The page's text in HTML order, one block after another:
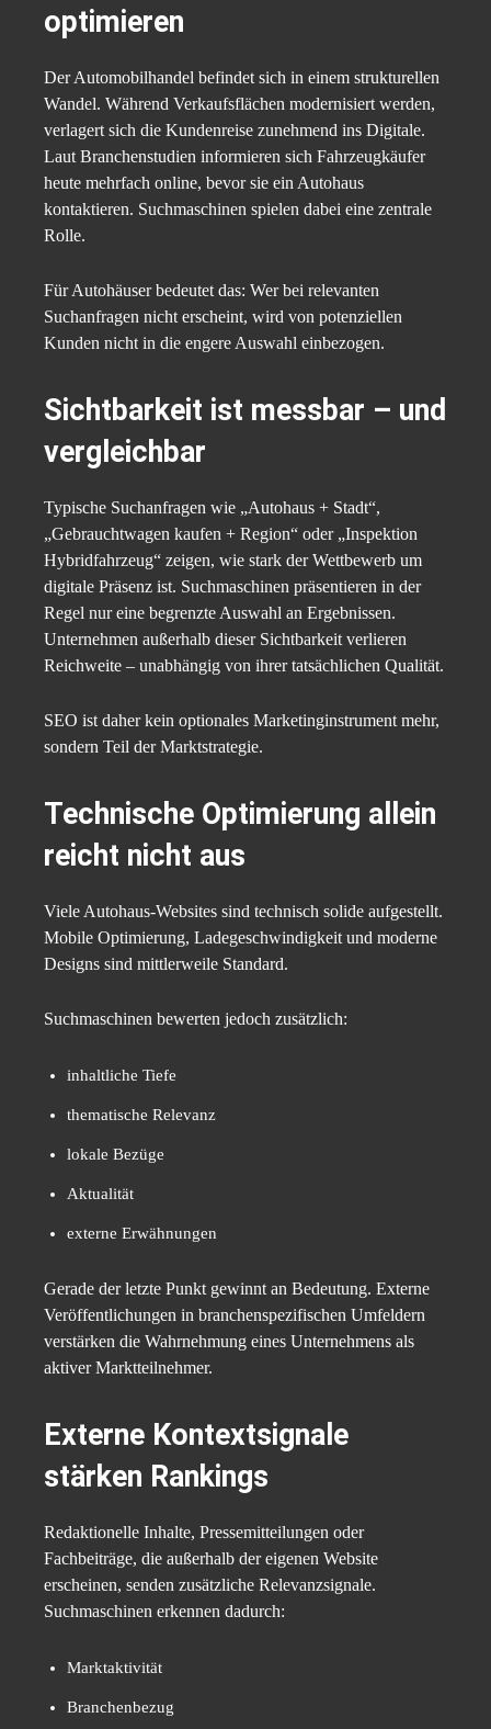
optimieren
Der Automobilhandel befindet sich in einem strukturellen
Wandel. Während Verkaufsflächen modernisiert werden,
verlagert sich die Kundenreise zunehmend ins Digitale.
Laut Branchenstudien informieren sich Fahrzeugkäufer
heute mehrfach online, bevor sie ein Autohaus
kontaktieren. Suchmaschinen spielen dabei eine zentrale
Rolle.
Für Autohäuser bedeutet das: Wer bei relevanten
Suchanfragen nicht erscheint, wird von potenziellen
Kunden nicht in die engere Auswahl einbezogen.
Sichtbarkeit ist messbar – und
vergleichbar
Typische Suchanfragen wie „Autohaus + Stadt“,
„Gebrauchtwagen kaufen + Region“ oder „Inspektion
Hybridfahrzeug“ zeigen, wie stark der Wettbewerb um
digitale Präsenz ist. Suchmaschinen präsentieren in der
Regel nur eine begrenzte Auswahl an Ergebnissen.
Unternehmen außerhalb dieser Sichtbarkeit verlieren
Reichweite – unabhängig von ihrer tatsächlichen Qualität.
SEO ist daher kein optionales Marketinginstrument mehr,
sondern Teil der Marktstrategie.
Technische Optimierung allein
reicht nicht aus
Viele Autohaus-Websites sind technisch solide aufgestellt.
Mobile Optimierung, Ladegeschwindigkeit und moderne
Designs sind mittlerweile Standard.
Suchmaschinen bewerten jedoch zusätzlich:
inhaltliche Tiefe
thematische Relevanz
lokale Bezüge
Aktualität
externe Erwähnungen
Gerade der letzte Punkt gewinnt an Bedeutung. Externe
Veröffentlichungen in branchenspezifischen Umfeldern
verstärken die Wahrnehmung eines Unternehmens als
aktiver Marktteilnehmer.
Externe Kontextsignale
stärken Rankings
Redaktionelle Inhalte, Pressemitteilungen oder
Fachbeiträge, die außerhalb der eigenen Website
erscheinen, senden zusätzliche Relevanzsignale.
Suchmaschinen erkennen dadurch:
Marktaktivität
Branchenbezug